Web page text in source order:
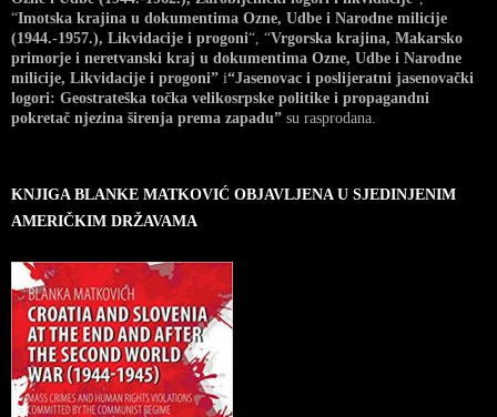
“Imotska krajina u dokumentima Ozne, Udbe i Narodne milicije
(1944.-1957.), Likvidacije i progoni“, “Vrgorska krajina, Makarsko
primorje i neretvanski kraj u dokumentima Ozne, Udbe i Narodne
milicije, Likvidacije i progoni” i“Jasenovac i poslijeratni jasenovački
logori: Geostrateška točka velikosrpske politike i propagandni
pokretač njezina širenja prema zapadu” su rasprodana.
KNJIGA BLANKE MATKOVIĆ OBJAVLJENA U SJEDINJENIM
AMERIČKIM DRŽAVAMA